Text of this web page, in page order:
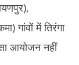
गांवों में तिरंगा
आयोजन नहीं